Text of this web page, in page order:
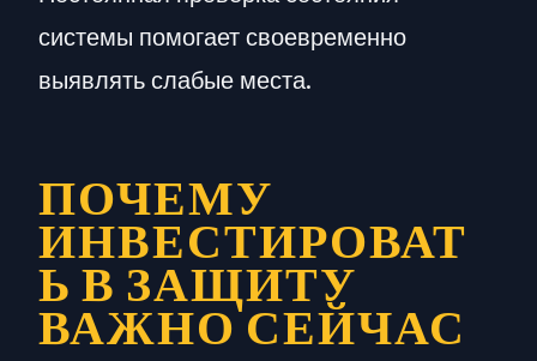
системы помогает своевременно
выявлять слабые места.
ПОЧЕМУ
ИНВЕСТИРОВАТ
Ь В ЗАЩИТУ
ВАЖНО СЕЙЧАС